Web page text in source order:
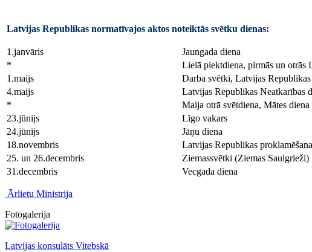
Latvijas Republikas normatīvajos aktos noteiktās svētku dienas:
1.janvāris
Jaungada diena
*
Lielā piektdiena, pirmās un otrās
1.maijs
Darba svētki, Latvijas Republikas
4.maijs
Latvijas Republikas Neatkarības
*
Maija otrā svētdiena, Mātes diena
23.jūnijs
Līgo vakars
24.jūnijs
Jāņu diena
18.novembris
Latvijas Republikas
25. un 26.decembris
Ziemassvētki (Ziemas Saulgrieži)
31.decembris
Vecgada diena
Ārlietu Ministrija
Fotogalerija
Latvijas konsulāts Vitebskā